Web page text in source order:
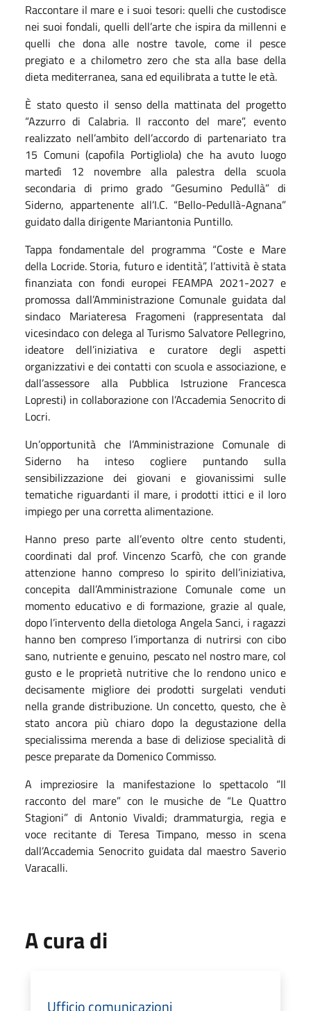
Raccontare il mare e i suoi tesori: quelli che custodisce
nei suoi fondali, quelli dell’arte che ispira da millenni e
quelli che dona alle nostre tavole, come il pesce
pregiato e a chilometro zero che sta alla base della
dieta mediterranea, sana ed equilibrata a tutte le età.
È stato questo il senso della mattinata del progetto
“Azzurro di Calabria. Il racconto del mare”, evento
realizzato nell’ambito dell’accordo di partenariato tra
15 Comuni (capofila Portigliola) che ha avuto luogo
martedì 12 novembre alla palestra della scuola
secondaria di primo grado “Gesumino Pedullà” di
Siderno, appartenente all’I.C. “Bello-Pedullà-Agnana”
guidato dalla dirigente Mariantonia Puntillo.
Tappa fondamentale del programma “Coste e Mare
della Locride. Storia, futuro e identità”, l’attività è stata
finanziata con fondi europei FEAMPA 2021-2027 e
promossa dall’Amministrazione Comunale guidata dal
sindaco Mariateresa Fragomeni (rappresentata dal
vicesindaco con delega al Turismo Salvatore Pellegrino,
ideatore dell’iniziativa e curatore degli aspetti
organizzativi e dei contatti con scuola e associazione, e
dall’assessore alla Pubblica Istruzione Francesca
Lopresti) in collaborazione con l’Accademia Senocrito di
Locri.
Un’opportunità che l’Amministrazione Comunale di
Siderno ha inteso cogliere puntando sulla
sensibilizzazione dei giovani e giovanissimi sulle
tematiche riguardanti il mare, i prodotti ittici e il loro
impiego per una corretta alimentazione.
Hanno preso parte all’evento oltre cento studenti,
coordinati dal prof. Vincenzo Scarfò, che con grande
attenzione hanno compreso lo spirito dell’iniziativa,
concepita dall’Amministrazione Comunale come un
momento educativo e di formazione, grazie al quale,
dopo l’intervento della dietologa Angela Sanci, i ragazzi
hanno ben compreso l’importanza di nutrirsi con cibo
sano, nutriente e genuino, pescato nel nostro mare, col
gusto e le proprietà nutritive che lo rendono unico e
decisamente migliore dei prodotti surgelati venduti
nella grande distribuzione. Un concetto, questo, che è
stato ancora più chiaro dopo la degustazione della
specialissima merenda a base di deliziose specialità di
pesce preparate da Domenico Commisso.
A impreziosire la manifestazione lo spettacolo “Il
racconto del mare” con le musiche de “Le Quattro
Stagioni” di Antonio Vivaldi; drammaturgia, regia e
voce recitante di Teresa Timpano, messo in scena
dall’Accademia Senocrito guidata dal maestro Saverio
Varacalli.
A cura di
Ufficio comunicazioni